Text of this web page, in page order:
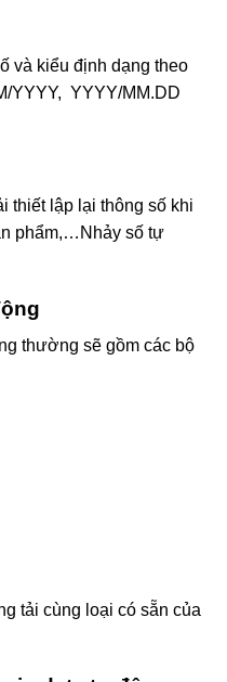
và kiểu định dạng theo
YYYY, YYYY/MM.DD
thiết lập lại thông số khi
phẩm,…Nhảy số tự
thường sẽ gồm các bộ
tải cùng loại có sẵn của